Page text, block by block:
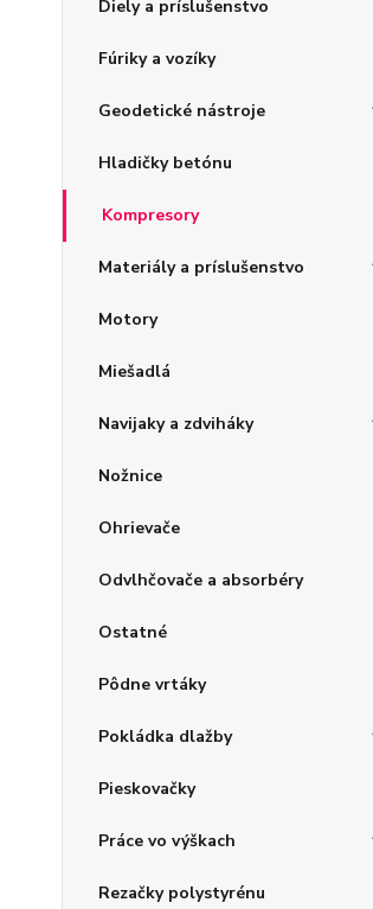
Diely a príslušenstvo
Fúriky a vozíky
Geodetické nástroje
Hladičky betónu
Kompresory
Materiály a príslušenstvo
Motory
Miešadlá
Navijaky a zdviháky
Nožnice
Ohrievače
Odvlhčovače a absorbéry
Ostatné
Pôdne vrtáky
Pokládka dlažby
Pieskovačky
Práce vo výškach
Rezačky polystyrénu